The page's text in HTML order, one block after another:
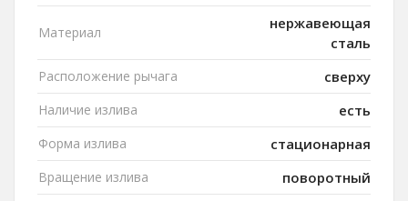
Материал
нержавеющая
сталь
Расположение рычага сверху
Наличие излива есть
Форма излива стационарная
Вращение излива поворотный